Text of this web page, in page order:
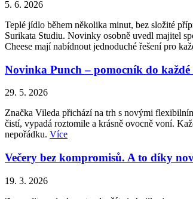
5. 6. 2026
Teplé jídlo během několika minut, bez složité
Surikata Studiu. Novinky osobně uvedl majitel
Cheese mají nabídnout jednoduché řešení pro
Novinka Punch – pomocník do
29. 5. 2026
Značka Vileda přichází na trh s novými
čistí, vypadá roztomile a krásně ovocně voní.
nepořádku. Více
Večery bez kompromisů. A to díky
19. 3. 2026